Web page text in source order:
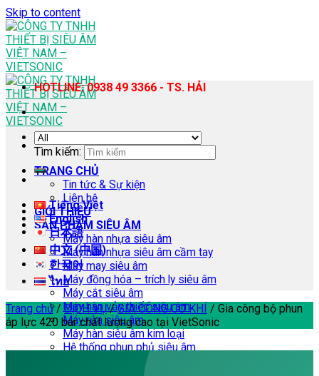
Skip to content
TRANG CHỦ
Tin tức & Sự kiện
Liên hệ
GIỚI THIỆU
SẢN PHẨM SIÊU ÂM
Máy hàn nhựa siêu âm
Máy hàn nhựa siêu âm cầm tay
Máy may siêu âm
Máy đồng hóa – trích ly siêu âm
Máy cắt siêu âm
Máy hàn vảy thiếc siêu âm
Máy rửa siêu âm
Máy hàn siêu âm kim loại
Hệ thống phun phủ siêu âm
Máy sàng rung siêu âm
HOTLINE: 0938 49 3366 - TS. HẢI
Tìm kiếm:
Tiếng Việt
English
日本語
中文 (中国)
한국어
ไทย
Trang chủ / DỊCH VỤ / GIA CÔNG CƠ KHÍ / Gia công bộ phun
áp lực 420 bar chất lượng cao tại VietSonic